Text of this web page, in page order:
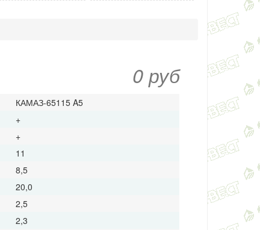
0 руб
КАМАЗ-65115 A5
+
+
11
8,5
20,0
2,5
2,3